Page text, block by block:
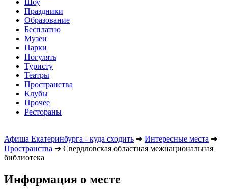
Праздники
Образование
Бесплатно
Музеи
Парки
Погулять
Туристу
Театры
Пространства
Клубы
Прочее
Рестораны
Афиша Екатеринбурга - куда сходить ➔ Интересные места ➔
Пространства ➔ Свердловская областная межнациональная
библиотека
Информация о месте